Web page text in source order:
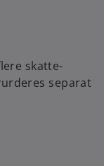
skatte-
separat